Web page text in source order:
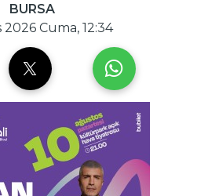
BURSA
2026 Cuma, 12:34